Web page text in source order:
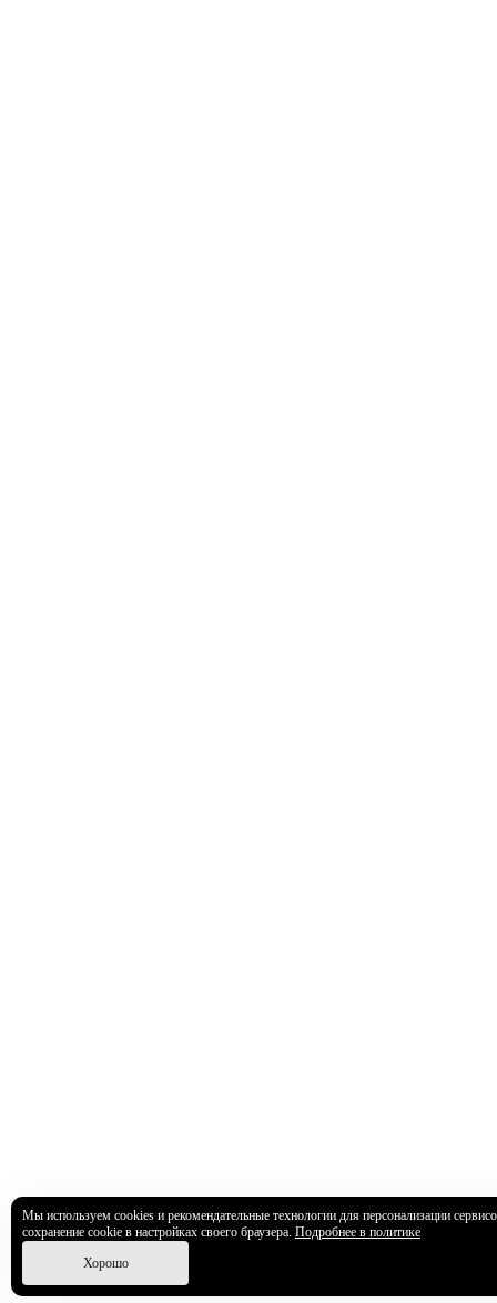
Мы используем cookies и рекомендательные технологии для персонализации
сохранение cookie в настройках своего браузера. Подробнее в политике
Хорошо